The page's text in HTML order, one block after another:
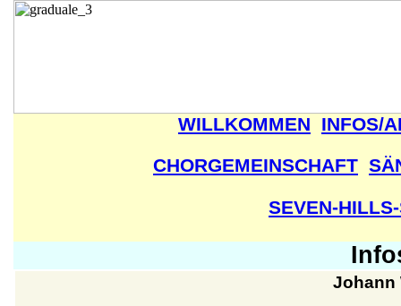
WILLKOMMEN INFOS/
CHORGEMEINSCHAFT
SEVEN-
Johann